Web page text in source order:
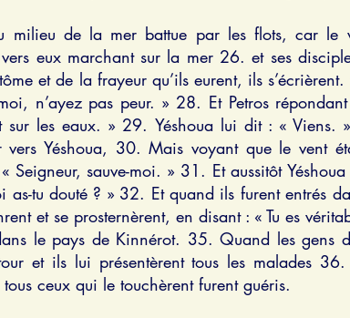
milieu de la mer battue par les flots, car
eux marchant sur la mer 26. et ses
et de la frayeur qu’ils eurent, ils
n’ayez pas peur. » 28. Et Petros
les eaux. » 29. Yéshoua lui dit : « Viens.
Yéshoua, 30. Mais voyant que le vent
Seigneur, sauve-moi. » 31. Et aussitôt
tu douté ? » 32. Et quand ils furent entrés
et se prosternèrent, en disant : « Tu es
le pays de Kinnérot. 35. Quand les gens
et ils lui présentèrent tous les malades
ceux qui le touchèrent furent guéris.